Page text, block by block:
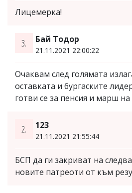
Лицемерка!
3. Бай Тодор
21.11.2021 22:00:22
Очаквам след голямата
оставката и бургаските
готви се за пенсия и марш на
2. 123
21.11.2021 21:55:44
БСП да ги закриват на
новите патреоти от към